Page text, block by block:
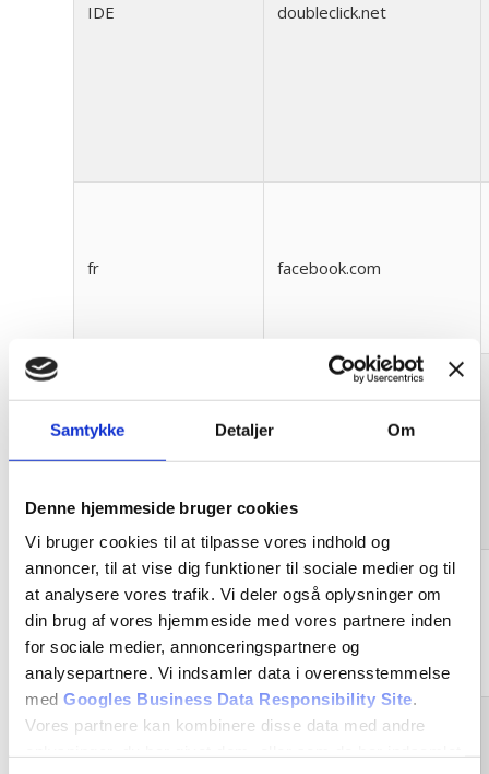
Samtykke Detaljer Om
Denne hjemmeside bruger cookies
Vi bruger cookies til at tilpasse vores indhold og
annoncer, til at vise dig funktioner til sociale medier og til
at analysere vores trafik. Vi deler også oplysninger om
din brug af vores hjemmeside med vores partnere inden
for sociale medier, annonceringspartnere og
analysepartnere. Vi indsamler data i overensstemmelse
med Googles Business Data Responsibility Site.
Vores partnere kan kombinere disse data med andre
IDE doubleclick.net
fr facebook.com
GPS youtube.com